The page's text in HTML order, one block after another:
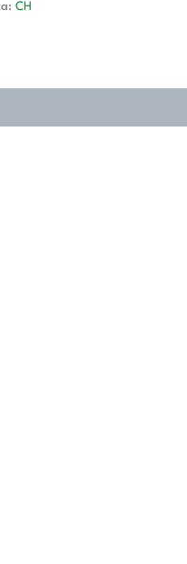
CH